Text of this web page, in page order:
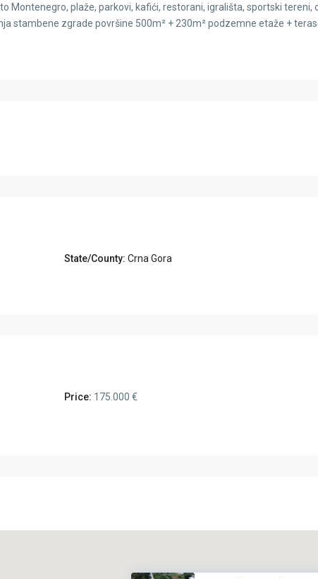
Montenegro, plaže, parkovi, kafići, restorani, igrališta, sportski tereni,
stambene zgrade površine 500m² + 230m² podzemne etaže +
State/County: Crna Gora
Price: 175.000 €